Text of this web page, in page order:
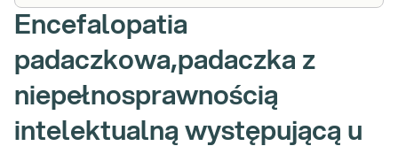
Encefalopatia
padaczkowa,padaczka z
niepełnosprawnością
intelektualną występującą u